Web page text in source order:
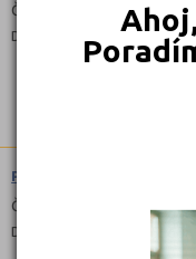
Čeština
Denní
Personální řízení
Čeština
Denní, Dálkové